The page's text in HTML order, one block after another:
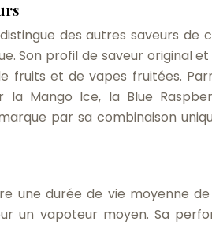
des autres saveurs de
Son profil de saveur original
fruits et de vapes fruitées.
Mango Ice, la Blue
par sa combinaison
une durée de vie moyenne
un vapoteur moyen. Sa